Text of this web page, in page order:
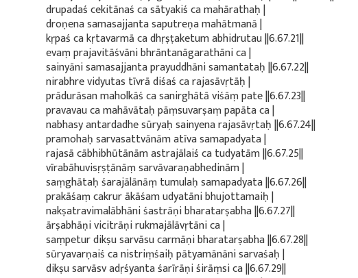
drupadaś cekitānaś ca sātyakiś ca mahārathaḥ |
droṇena samasajjanta saputreṇa mahātmanā |
kṛpaś ca kṛtavarmā ca dhṛṣṭaketum abhidrutau ||6.67.21||
evaṃ prajavitāśvāni bhrāntanāgarathāni ca |
sainyāni samasajjanta prayuddhāni samantataḥ ||6.67.22||
nirabhre vidyutas tīvrā diśaś ca rajasāvṛtāḥ |
prādurāsan maholkāś ca sanirghātā viśāṃ pate ||6.67.23||
pravavau ca mahāvātaḥ pāṃsuvarṣaṃ papāta ca |
nabhasy antardadhe sūryaḥ sainyena rajasāvṛtaḥ ||6.67.24||
pramohaḥ sarvasattvānām atīva samapadyata |
rajasā cābhibhūtānām astrajālaiś ca tudyatām ||6.67.25||
vīrabāhuvisṛṣṭānāṃ sarvāvaraṇabhedinām |
saṃghātaḥ śarajālānāṃ tumulaḥ samapadyata ||6.67.26||
prakāśaṃ cakrur ākāśam udyatāni bhujottamaiḥ |
nakṣatravimalābhāni śastrāṇi bharatarṣabha ||6.67.27||
ārṣabhāṇi vicitrāṇi rukmajālāvṛtāni ca |
saṃpetur dikṣu sarvāsu carmāṇi bharatarṣabha ||6.67.28||
sūryavarṇaiś ca nistriṃśaiḥ pātyamānāni sarvaśaḥ |
dikṣu sarvāsv adṛśyanta śarīrāṇi śirāṃsi ca ||6.67.29||